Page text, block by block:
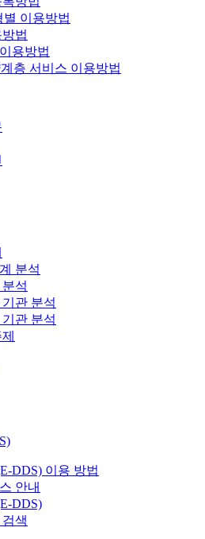
별 이용방법
법
용방법
층 서비스 이용방법
분석
석
관 분석
관 분석
DDS) 이용 방법
안내
DDS)
색